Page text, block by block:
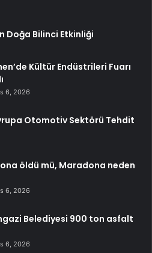
Doğa Bilinci Etkinliği
Kültür Endüstrileri Fuarı
6, 2026
Otomotiv Sektörü Tehdit
öldü mü, Maradona neden
6, 2026
Belediyesi 900 ton asfalt
6, 2026